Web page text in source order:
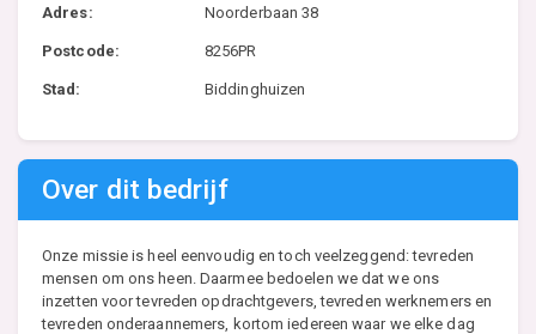
Adres: Noorderbaan 38
Postcode: 8256PR
Stad: Biddinghuizen
Over dit bedrijf
Onze missie is heel eenvoudig en toch veelzeggend: tevreden
mensen om ons heen. Daarmee bedoelen we dat we ons
inzetten voor tevreden opdrachtgevers, tevreden werknemers en
tevreden onderaannemers, kortom iedereen waar we elke dag